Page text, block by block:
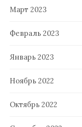
Март 2023
Февраль 2023
Январь 2023
Ноябрь 2022
Октябрь 2022